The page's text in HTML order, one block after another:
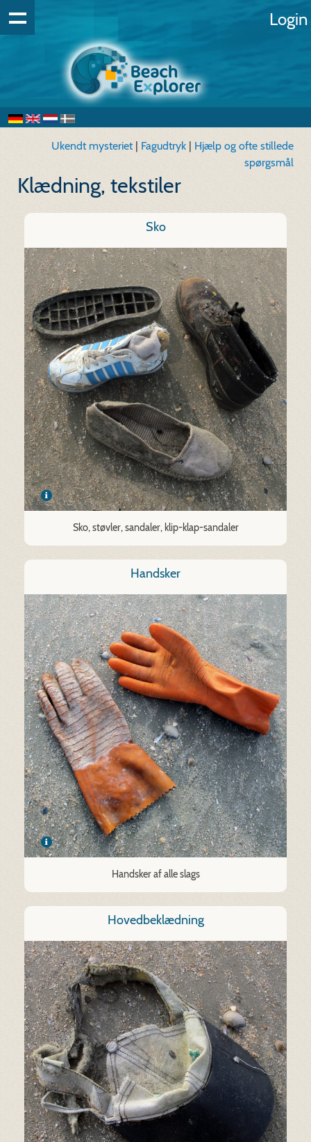
Login
Ukendt mysteriet| Fagudtryk | Hjælp og ofte stillede
spørgsmål
Klædning, tekstiler
Sko
Sko, støvler, sandaler, klip-klap-sandaler
Handsker
Handsker af alle slags
Hovedbeklædning